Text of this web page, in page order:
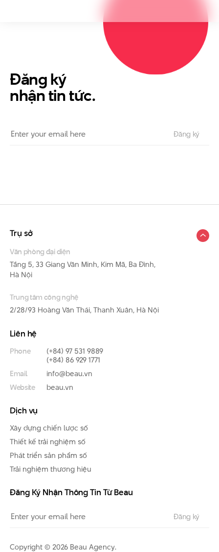
Đăng ký
nhận tin tức.
Trụ sở
Văn phòng đại diện
Tầng 5, 33 Giang Văn Minh, Kim Mã, Ba Đình,
Hà Nội
Trung tâm công nghệ
2/28/93 Hoàng Văn Thái, Thanh Xuân, Hà Nội
Liên hệ
Phone
(+84) 97 531 9889
(+84) 86 929 1771
Email
info@beau.vn
Website
beau.vn
Dịch vụ
Xây dựng chiến lược số
Thiết kế trải nghiệm số
Phát triển sản phẩm số
Trải nghiệm thương hiệu
Đăng Ký Nhận Thông Tin Từ Beau
Copyright © 2026 Beau Agency.